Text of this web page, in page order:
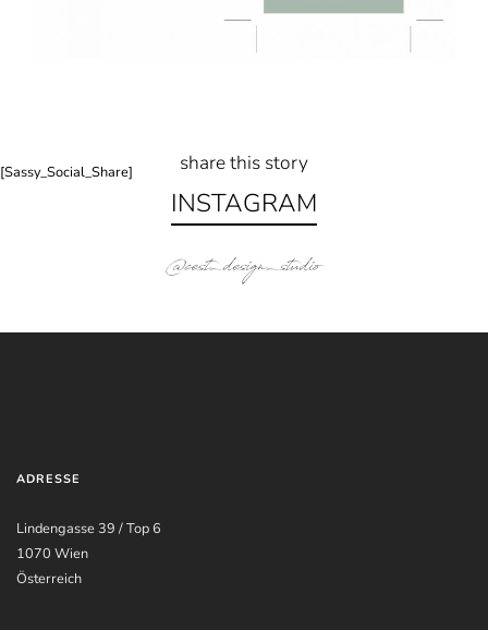
share this story
[Sassy_Social_Share]
INSTAGRAM
@cest_design_studio
ADRESSE
Lindengasse 39 / Top 6
1070 Wien
Österreich